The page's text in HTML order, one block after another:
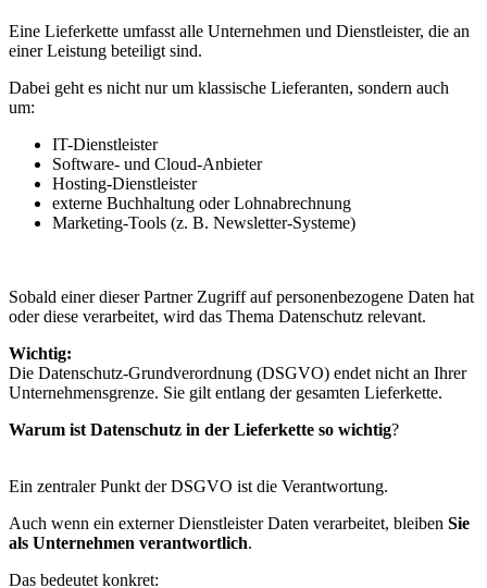
Eine Lieferkette umfasst alle Unternehmen und Dienstleister, die an
einer Leistung beteiligt sind.
Dabei geht es nicht nur um klassische Lieferanten, sondern auch
um:
IT-Dienstleister
Software- und Cloud-Anbieter
Hosting-Dienstleister
externe Buchhaltung oder Lohnabrechnung
Marketing-Tools (z. B. Newsletter-Systeme)
Sobald einer dieser Partner Zugriff auf personenbezogene Daten hat
oder diese verarbeitet, wird das Thema Datenschutz relevant.
Wichtig:
Die Datenschutz-Grundverordnung (DSGVO) endet nicht an Ihrer
Unternehmensgrenze. Sie gilt entlang der gesamten Lieferkette.
Warum ist Datenschutz in der Lieferkette so wichtig?
Ein zentraler Punkt der DSGVO ist die Verantwortung.
Auch wenn ein externer Dienstleister Daten verarbeitet, bleiben Sie
als Unternehmen verantwortlich.
Das bedeutet konkret: